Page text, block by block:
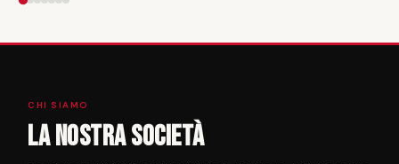
CHI SIAMO
La nostra società